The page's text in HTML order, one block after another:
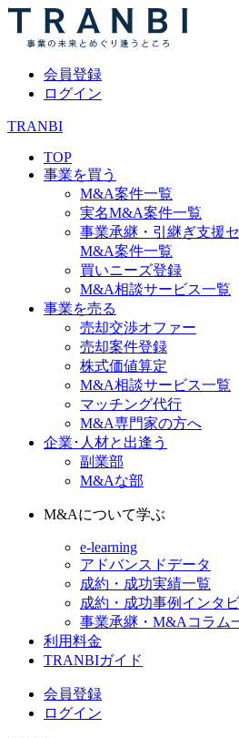
会員登録
ログイン
TRANBI
TOP
事業を買う
M&A案件一覧
実名M&A案件一覧
事業承継・引継ぎ支援
M&A案件一覧
買いニーズ登録
M&A相談サービス一覧
事業を売る
売却交渉オファー
売却案件登録
株式価値算定
M&A相談サービス一覧
マッチング代行
M&A専門家の方へ
企業･人材と出逢う
副業部
M&Aな部
M&Aについて学ぶ
e-learning
アドバンスドデータ
成約・成功実績一覧
成約・成功事例インタ
事業承継・M&Aコラム
利用料金
TRANBIガイド
会員登録
ログイン